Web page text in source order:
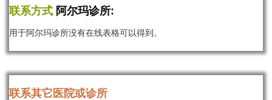
联系方式 阿尔玛诊所:
用于阿尔玛诊所没有在线表格可以得到。
联系其它医院或诊所